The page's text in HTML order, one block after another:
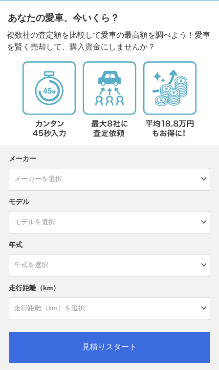
あなたの愛車、今いくら？
複数社の査定額を比較して愛車の最高額を調べよう！愛車
を賢く売却して、購入資金にしませんか？
メーカー
モデル
年式
走行距離（km）
見積りスタート